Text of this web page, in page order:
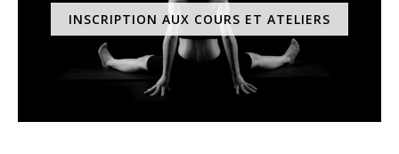
INSCRIPTION AUX COURS ET ATELIERS